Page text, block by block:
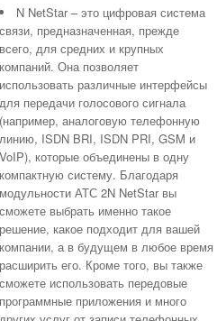
N NetStar – это цифровая система
связи, предназначенная, прежде
всего, для средних и крупных
компаний. Она позволяет
использовать различные интерфейсы
для передачи голосового сигнала
(например, аналоговую телефонную
линию, ISDN BRI, ISDN PRI, GSM и
VoIP), которые объединены в одну
компактную систему. Благодаря
модульности АТС 2N NetStar вы
сможете выбрать именно такое
решение, какое подходит для вашей
компании, а в будущем в любое время
расширить его. Кроме того, вы также
сможете использовать передовые
программные приложения и много